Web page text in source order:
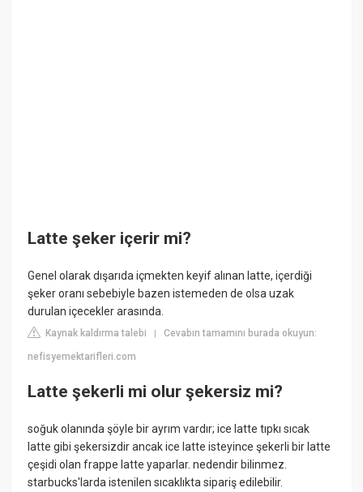
Latte şeker içerir mi?
Genel olarak dışarıda içmekten keyif alınan latte, içerdiği
şeker oranı sebebiyle bazen istemeden de olsa uzak
durulan içecekler arasında.
Kaynak kaldırma talebi |Cevabın tamamını burada okuyun:
nefisyemektarifleri.com
Latte şekerli mi olur şekersiz mi?
soğuk olanında şöyle bir ayrım vardır; ice latte tıpkı sıcak
latte gibi şekersizdir ancak ice latte isteyince şekerli bir latte
çeşidi olan frappe latte yaparlar. nedendir bilinmez.
starbucks'larda istenilen sıcaklıkta sipariş edilebilir.